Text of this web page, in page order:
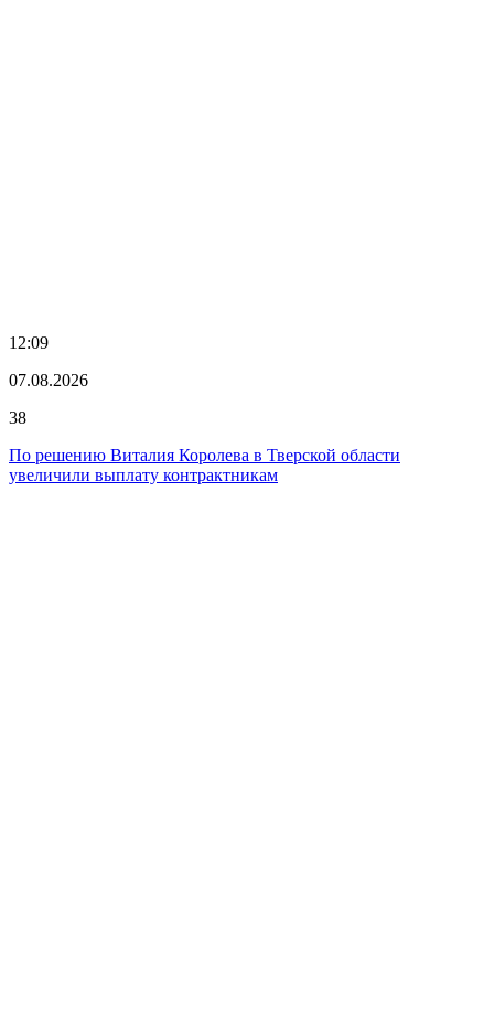
12:09
07.08.2026
38
По решению Виталия Королева в Тверской области
увеличили выплату контрактникам